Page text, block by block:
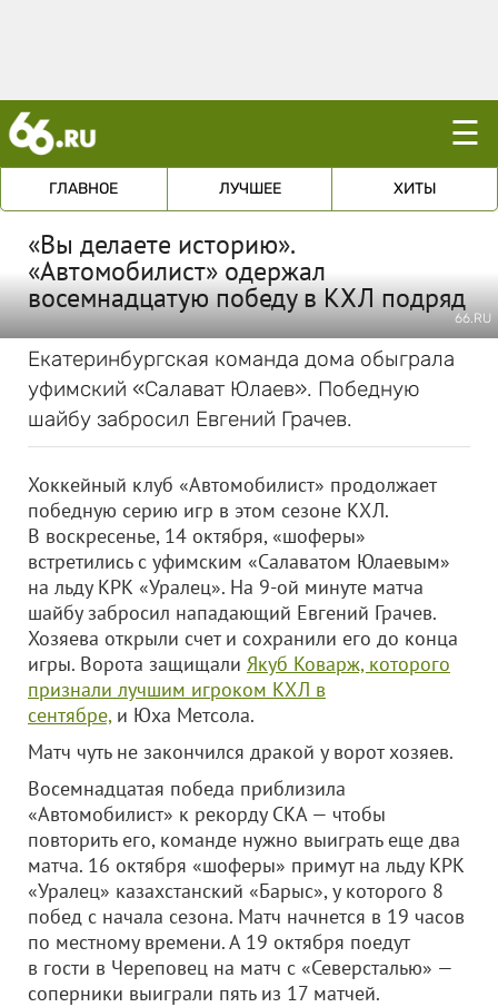
☰
ГЛАВНОЕ ЛУЧШЕЕ ХИТЫ
«Вы делаете историю».
«Автомобилист» одержал
восемнадцатую победу в КХЛ подряд
66.RU
Екатеринбургская команда дома обыграла
уфимский «Салават Юлаев». Победную
шайбу забросил Евгений Грачев.
Хоккейный клуб «Автомобилист» продолжает
победную серию игр в этом сезоне КХЛ.
В воскресенье, 14 октября, «шоферы»
встретились с уфимским «Салаватом Юлаевым»
на льду КРК «Уралец». На 9-ой минуте матча
шайбу забросил нападающий Евгений Грачев.
Хозяева открыли счет и сохранили его до конца
игры. Ворота защищали Якуб Коварж, которого
признали лучшим игроком КХЛ в
сентябре,и Юха Метсола.
Матч чуть не закончился дракой у ворот хозяев.
Восемнадцатая победа приблизила
«Автомобилист» к рекорду СКА — чтобы
повторить его, команде нужно выиграть еще два
матча. 16 октября «шоферы» примут на льду КРК
«Уралец» казахстанский «Барыс», у которого 8
побед с начала сезона. Матч начнется в 19 часов
по местному времени. А 19 октября поедут
в гости в Череповец на матч с «Северсталью» —
соперники выиграли пять из 17 матчей.